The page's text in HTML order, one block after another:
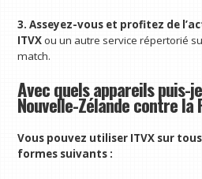
3. Asseyez-vous et profitez de
ITVXou un autre service répertorié
match.
Avec quels appareils puis-
Nouvelle-Zélande contre la
Vous pouvez utiliser ITVX sur
formes suivants :